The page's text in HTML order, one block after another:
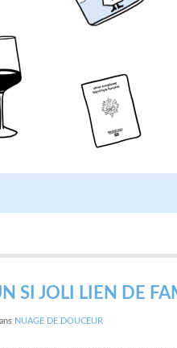
SI JOLI LIEN DE
NUAGE DE DOUCEUR